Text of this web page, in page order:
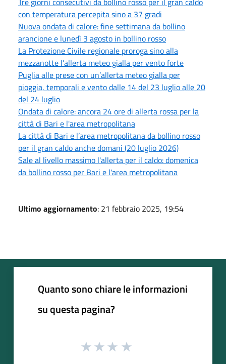
con temperatura percepita sino a 37 gradi
Nuova ondata di calore: fine settimana da bollino
arancione e lunedì 3 agosto in bollino rosso
La Protezione Civile regionale proroga sino alla
mezzanotte l’allerta meteo gialla per vento forte
Puglia alle prese con un’allerta meteo gialla per
pioggia, temporali e vento dalle 14 del 23 luglio alle 20
del 24 luglio
Ondata di calore: ancora 24 ore di allerta rossa per la
città di Bari e l'area metropolitana
La città di Bari e l’area metropolitana da bollino rosso
per il gran caldo anche domani (20 luglio 2026)
Sale al livello massimo l'allerta per il caldo: domenica
da bollino rosso per Bari e l'area metropolitana
Ultimo aggiornamento: 21 febbraio 2025, 19:54
Quanto sono chiare le informazioni
su questa pagina?